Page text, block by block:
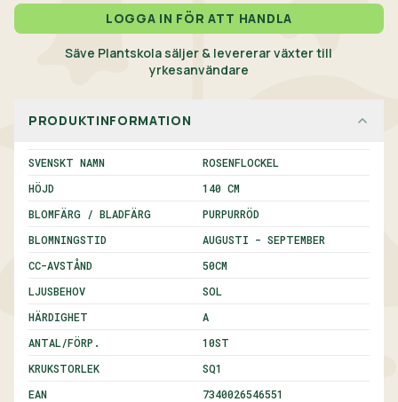
LOGGA IN FÖR ATT HANDLA
Säve Plantskola säljer & levererar växter till
yrkesanvändare
PRODUKTINFORMATION
SVENSKT NAMN
ROSENFLOCKEL
HÖJD
140 CM
BLOMFÄRG / BLADFÄRG
PURPURRÖD
BLOMNINGSTID
AUGUSTI - SEPTEMBER
CC-AVSTÅND
50CM
LJUSBEHOV
SOL
HÄRDIGHET
A
ANTAL/FÖRP.
10ST
KRUKSTORLEK
SQ1
EAN
7340026546551